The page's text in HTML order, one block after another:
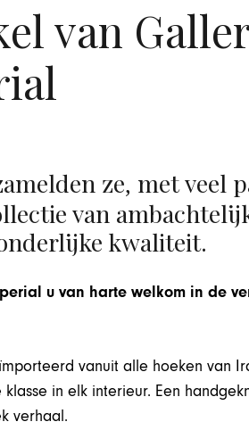
van
ze, met veel
van
kwaliteit.
u van harte welkom in de
vanuit alle hoeken van
in elk interieur. Een
verhaal.